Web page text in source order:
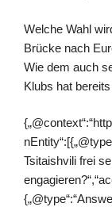
Welche Wahl
Brücke nach
Wie dem auch
Klubs hat
Tsitaishvili frei